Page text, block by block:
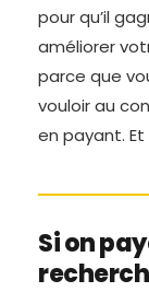
pour qu’il
améliorer
parce que
vouloir au
en payant.
Si on